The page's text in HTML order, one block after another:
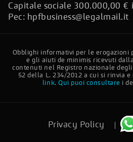
Capitale sociale 300.000,00 €
Pec: hpfbusiness@legalmail.it
Obblighi informativi per le erogazioni
e gli aiuti de minimis ricevuti
contenuti nel Registro nazionale
52 della L. 234/2012 a cui si rinvia
link.Qui puoi consultare i
Privacy Policy